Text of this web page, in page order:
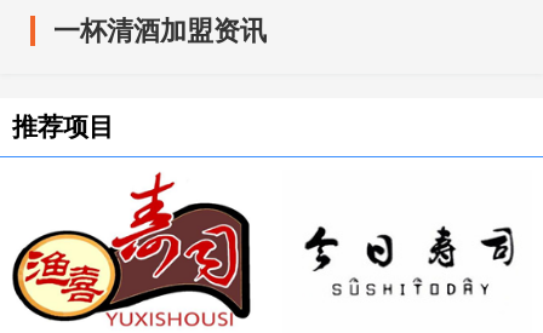
一杯清酒加盟资讯
推荐项目